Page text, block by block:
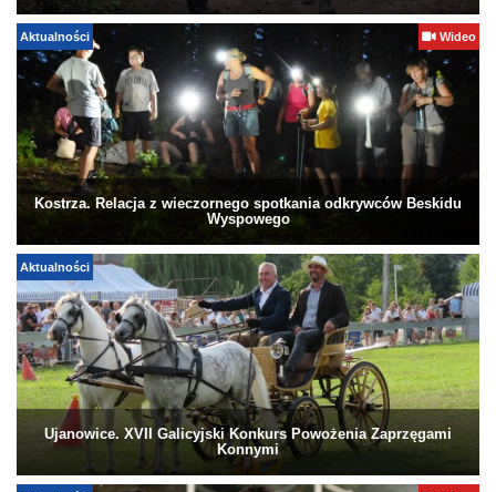
Aktualności Wideo
Kostrza. Relacja z wieczornego spotkania odkrywców Beskidu
Wyspowego
Aktualności
Ujanowice. XVII Galicyjski Konkurs Powożenia Zaprzęgami
Konnymi